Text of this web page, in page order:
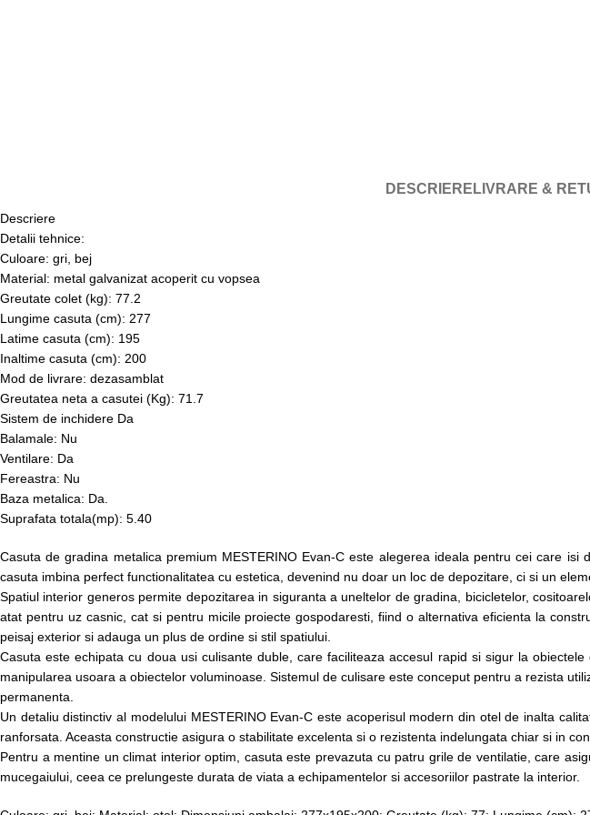
DESCRIERE LIVRARE &
Descriere
Detalii tehnice:
Culoare: gri, bej
Material: metal galvanizat acoperit cu vopsea
Greutate colet (kg): 77.2
Lungime casuta (cm): 277
Latime casuta (cm): 195
Inaltime casuta (cm): 200
Mod de livrare: dezasamblat
Greutatea neta a casutei (Kg): 71.7
Sistem de inchidere Da
Balamale: Nu
Ventilare: Da
Fereastra: Nu
Baza metalica: Da.
Suprafata totala(mp): 5.40
Casuta de gradina metalica premium MESTERINO Evan-C este alegerea ideala pentru cei care
casuta imbina perfect functionalitatea cu estetica, devenind nu doar un loc de depozitare, ci si un
Spatiul interior generos permite depozitarea in siguranta a uneltelor de gradina, bicicletelor,
atat pentru uz casnic, cat si pentru micile proiecte gospodaresti, fiind o alternativa eficienta la
peisaj exterior si adauga un plus de ordine si stil spatiului.
Casuta este echipata cu doua usi culisante duble, care faciliteaza accesul rapid si sigur la
manipularea usoara a obiectelor voluminoase. Sistemul de culisare este conceput pentru a rezista
permanenta.
Un detaliu distinctiv al modelului MESTERINO Evan-C este acoperisul modern din otel de inalta
ranforsata. Aceasta constructie asigura o stabilitate excelenta si o rezistenta indelungata chiar si in
Pentru a mentine un climat interior optim, casuta este prevazuta cu patru grile de ventilatie, care
mucegaiului, ceea ce prelungeste durata de viata a echipamentelor si accesoriilor pastrate la interior.